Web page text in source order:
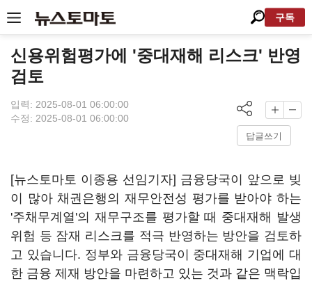
구독
신용위험평가에 '중대재해 리스크' 반영
검토
입력: 2025-08-01 06:00:00
수정: 2025-08-01 06:00:00
답글쓰기
[뉴스토마토 이종용 선임기자] 금융당국이 앞으로 빚
이 많아 채권은행의 재무안전성 평가를 받아야 하는
'주채무계열'의 재무구조를 평가할 때 중대재해 발생
위험 등 잠재 리스크를 적극 반영하는 방안을 검토하
고 있습니다. 정부와 금융당국이 중대재해 기업에 대
한 금융 제재 방안을 마련하고 있는 것과 같은 맥락입